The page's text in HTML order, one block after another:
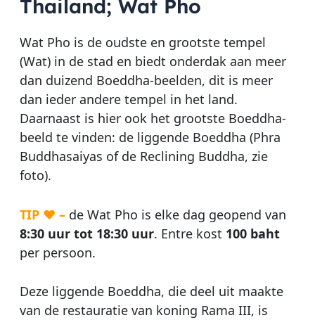
Thailand; Wat Pho
Wat Pho is de oudste en grootste tempel
(Wat) in de stad en biedt onderdak aan meer
dan duizend Boeddha-beelden, dit is meer
dan ieder andere tempel in het land.
Daarnaast is hier ook het grootste Boeddha-
beeld te vinden: de liggende Boeddha (Phra
Buddhasaiyas of de Reclining Buddha, zie
foto).
TIP ♥ – de Wat Pho is elke dag geopend van
8:30 uur tot 18:30 uur. Entre kost 100 baht
per persoon.
Deze liggende Boeddha, die deel uit maakte
van de restauratie van koning Rama III, is